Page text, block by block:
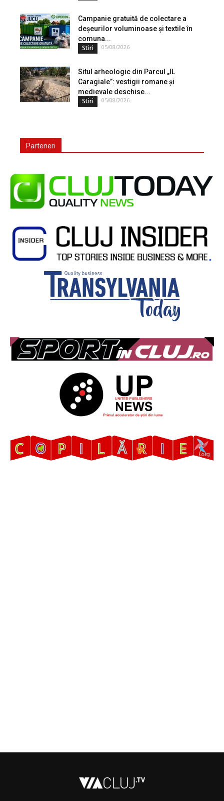
Campanie gratuită de colectare a
deșeurilor voluminoase și textile în
comuna...
Stiri 05/08/2026
Situl arheologic din Parcul „IL
Caragiale”: vestigii romane și
medievale deschise...
Stiri 05/08/2026
Parteneri